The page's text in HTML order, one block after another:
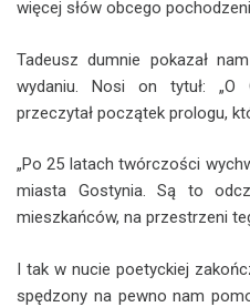
więcej słów obcego
Tadeusz dumnie pokazał
wydaniu. Nosi on tytuł: „O
przeczytał początek prologu,
„Po 25 latach twórczości
miasta Gostynia. Są to
mieszkańców, na przestrzeni
I tak w nucie poetyckiej
spędzony na pewno nam